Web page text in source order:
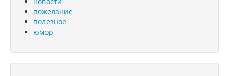
пожелание
полезное
юмор